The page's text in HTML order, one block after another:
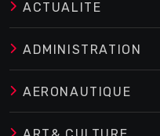
ACTUALITE
ADMINISTRATION
AERONAUTIQUE